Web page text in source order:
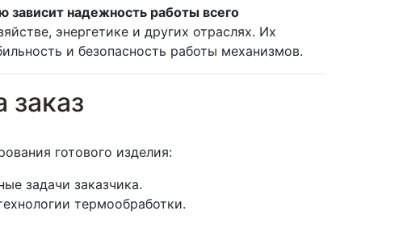
надежность работы всего
энергетике и других отраслях. Их
и безопасность работы механизмов.
заказ
готового изделия:
задачи заказчика.
термообработки.